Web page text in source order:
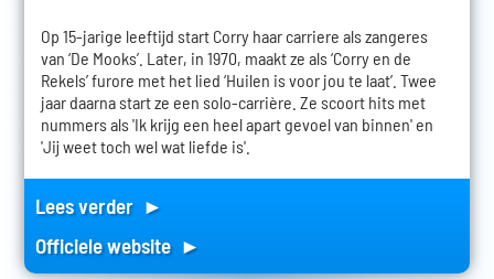
Op 15-jarige leeftijd start Corry haar carriere als zangeres
van ‘De Mooks’. Later, in 1970, maakt ze als ‘Corry en de
Rekels’ furore met het lied ‘Huilen is voor jou te laat’. Twee
jaar daarna start ze een solo-carrière. Ze scoort hits met
nummers als 'Ik krijg een heel apart gevoel van binnen' en
'Jij weet toch wel wat liefde is'.
Lees verder ►
Officiele website ►